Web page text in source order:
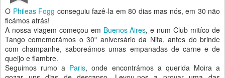
O Phileas Fogg conseguiu fazê-la em 80 dias mas nós, em 30 não
ficámos atrás!
A nossa viagem começou em Buenos Aires, e num Club mitíco de
Tango comemorámos o 30º aniversário da Nita, antes do brinde
com champanhe, saboreámos umas empanadas de carne e de
queijo e fiambre.
Seguimos rumo a Paris, onde encontrámos a querida Moira a